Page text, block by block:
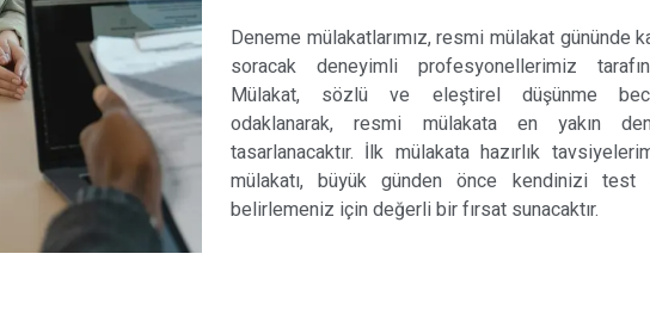
Deneme mülakatlarımız, resmi mülakat gününde
soracak deneyimli profesyonellerimiz
Mülakat, sözlü ve eleştirel düşünme
odaklanarak, resmi mülakata en yakın
tasarlanacaktır. İlk mülakata hazırlık
mülakatı, büyük günden önce kendinizi
belirlemeniz için değerli bir fırsat sunacaktır.